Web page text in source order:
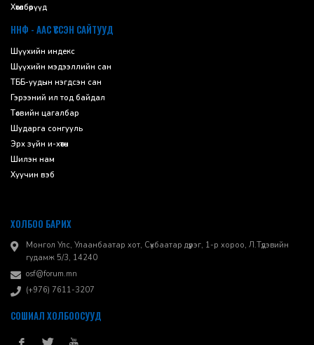
Хөтөлбөрүүд
ННФ - ААС ҮҮССЭН САЙТУУД
Шүүхийн индекс
Шүүхийн мэдээллийн сан
ТББ-уудын нэгдсэн сан
Гэрээний ил тод байдал
Төсвийн цагалбар
Шударга сонгууль
Эрх зүйн и-хөтөч
Шилэн нам
Хуучин вэб
ХОЛБОО БАРИХ
Монгол Улс, Улаанбаатар хот, Сүхбаатар дүүрэг, 1-р хороо, ​Л.Түдэвийн
гудамж 5/3, 14240
osf@forum.mn
(+976) 7611-3207
СОШИАЛ ХОЛБООСУУД